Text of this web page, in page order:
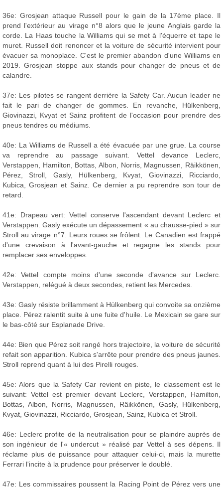
36e: Grosjean attaque Russell pour le gain de la 17ème place. Il
prend l'extérieur au virage n°8 alors que le jeune Anglais garde la
corde. La Haas touche la Williams qui se met à l'équerre et tape le
muret. Russell doit renoncer et la voiture de sécurité intervient pour
évacuer sa monoplace. C'est le premier abandon d'une Williams en
2019. Grosjean stoppe aux stands pour changer de pneus et de
calandre.
37e: Les pilotes se rangent derrière la Safety Car. Aucun leader ne
fait le pari de changer de gommes. En revanche, Hülkenberg,
Giovinazzi, Kvyat et Sainz profitent de l'occasion pour prendre des
pneus tendres ou médiums.
40e: La Williams de Russell a été évacuée par une grue. La course
va reprendre au passage suivant. Vettel devance Leclerc,
Verstappen, Hamilton, Bottas, Albon, Norris, Magnussen, Räikkönen,
Pérez, Stroll, Gasly, Hülkenberg, Kvyat, Giovinazzi, Ricciardo,
Kubica, Grosjean et Sainz. Ce dernier a pu reprendre son tour de
retard.
41e: Drapeau vert: Vettel conserve l'ascendant devant Leclerc et
Verstappen. Gasly exécute un dépassement « au chausse-pied » sur
Stroll au virage n°7. Leurs roues se frôlent. Le Canadien est frappé
d'une crevaison à l'avant-gauche et regagne les stands pour
remplacer ses enveloppes.
42e: Vettel compte moins d'une seconde d'avance sur Leclerc.
Verstappen, relégué à deux secondes, retient les Mercedes.
43e: Gasly résiste brillamment à Hülkenberg qui convoite sa onzième
place. Pérez ralentit suite à une fuite d'huile. Le Mexicain se gare sur
le bas-côté sur Esplanade Drive.
44e: Bien que Pérez soit rangé hors trajectoire, la voiture de sécurité
refait son apparition. Kubica s'arrête pour prendre des pneus jaunes.
Stroll reprend quant à lui des Pirelli rouges.
45e: Alors que la Safety Car revient en piste, le classement est le
suivant: Vettel est premier devant Leclerc, Verstappen, Hamilton,
Bottas, Albon, Norris, Magnussen, Räikkönen, Gasly, Hülkenberg,
Kvyat, Giovinazzi, Ricciardo, Grosjean, Sainz, Kubica et Stroll.
46e: Leclerc profite de la neutralisation pour se plaindre auprès de
son ingénieur de l'« undercut » réalisé par Vettel à ses dépens. Il
réclame plus de puissance pour attaquer celui-ci, mais la murette
Ferrari l'incite à la prudence pour préserver le doublé.
47e: Les commissaires poussent la Racing Point de Pérez vers une